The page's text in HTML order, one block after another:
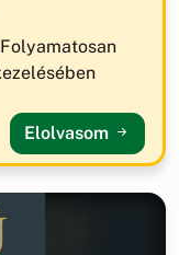
Elolvasom